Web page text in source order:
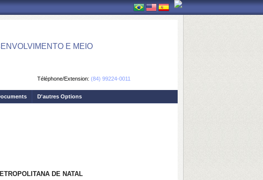
E MEIO
Téléphone/Extension: (84) 99224-0011
D'autres Options
DE NATAL